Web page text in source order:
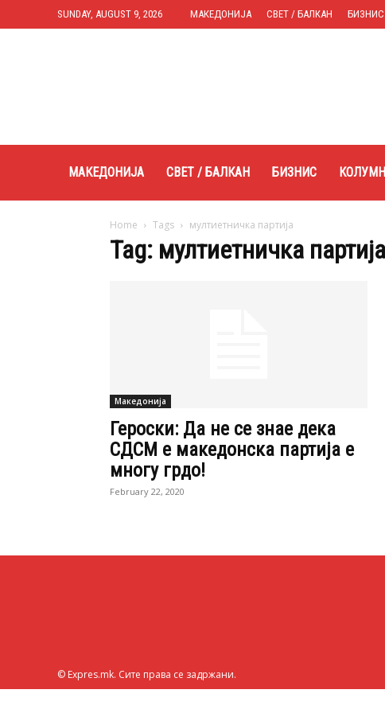
SUNDAY, AUGUST 9, 2026 МАКЕДОНИЈА СВЕТ / БАЛКАН БИЗНИС
МАКЕДОНИЈА СВЕТ / БАЛКАН БИЗНИС
Home Tags мултиетничка партија
Tag: мултиетничка партија
Македонија
Героски: Да не се знае дека
СДСМ е македонска партија е
многу грдо!
February 22, 2020
© Expres.mk. Сите права се задржани.